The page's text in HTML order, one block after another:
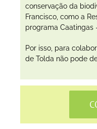
conservação da
Francisco, como a
programa Caatingas
Por isso, para
de Tolda não pode